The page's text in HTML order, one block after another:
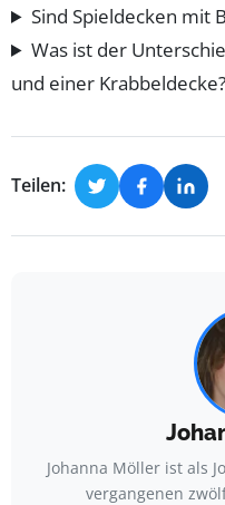
Sind Spieldecken mit
Was ist der
und einer Krabbeldecke?
Teilen:
Johanna Möller ist als
vergangenen